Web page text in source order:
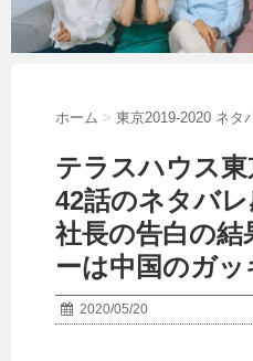
ホーム > 東京2019-2020 ネタ
テラスハウス東
42話のネタバ
社長の告白の
ーは中国のガッ
2020/05/20